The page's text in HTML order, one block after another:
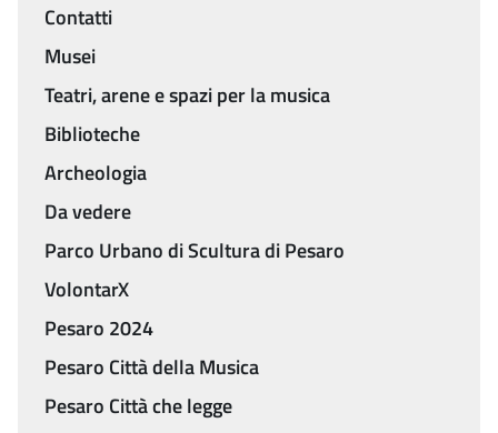
Menu
Contatti
Musei
Teatri, arene e spazi per la musica
Biblioteche
Archeologia
Da vedere
Parco Urbano di Scultura di Pesaro
VolontarX
Pesaro 2024
Pesaro Città della Musica
Pesaro Città che legge